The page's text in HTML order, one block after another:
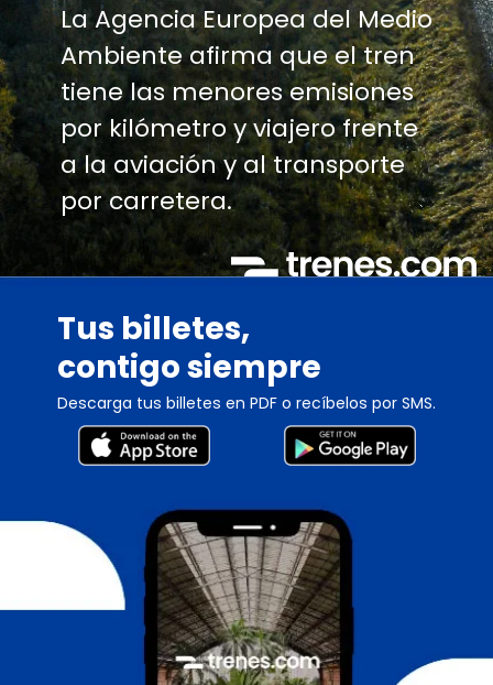
La Agencia Europea del Medio
Ambiente afirma que el tren
tiene las menores emisiones
por kilómetro y viajero frente
a la aviación y al transporte
por carretera.
Tus billetes,
contigo siempre
Descarga tus billetes en PDF o recíbelos por SMS.